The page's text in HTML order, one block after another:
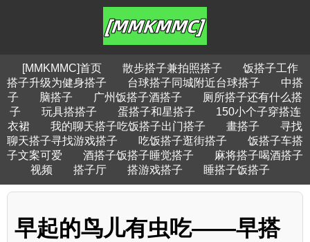
[MMKMMC]首页 散步搭子兼拍照搭子
饭搭子工作
搭子升级为健身搭子
台球搭子同城附近台球搭子
中搭
子
脑搭子 广州饭搭子酒搭子
厕所搭子还有什么搭
子
玩具搭搭子 蛋搭子和星搭子
150小个子穿搭连
衣裙
我的聊天搭子吃饭搭子出门搭子 畫搭子
寻找
聊天搭子寻找游戏搭子
吃饭搭子逛街搭子
饭搭子车搭
子文案可爱
酒搭子饭搭子睡觉搭子
麻将搭子喝酒搭子
视频
搭子厅 搭游戏搭子 睡搭子饭搭子
早起的鸟儿有虫吃——早搭